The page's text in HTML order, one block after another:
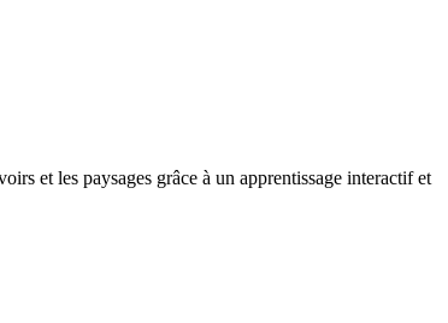
et les paysages grâce à un apprentissage interactif et